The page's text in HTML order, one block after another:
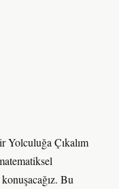
Yolculuğa Çıkalım
Bu